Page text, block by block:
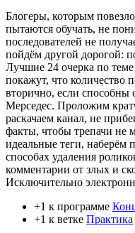
Блогеры, которым
пытаются обучать, не
последователей не
пойдём другой дорогой:
Лучшие 24 очерка по
покажут, что количество
вторично, если способны
Мерседес. Проложим
раскачаем канал, не
факты, чтобы трепачи не
идеальные теги, наберём
способах удаления
комментарии от злых и
Исключительно
+1 к программе
+1 к ветке Практика